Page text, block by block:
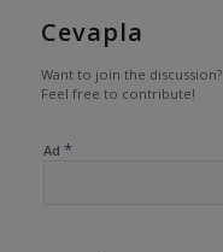
Cevapla
Want to join the discussion?
Feel free to contribute!
Ad *